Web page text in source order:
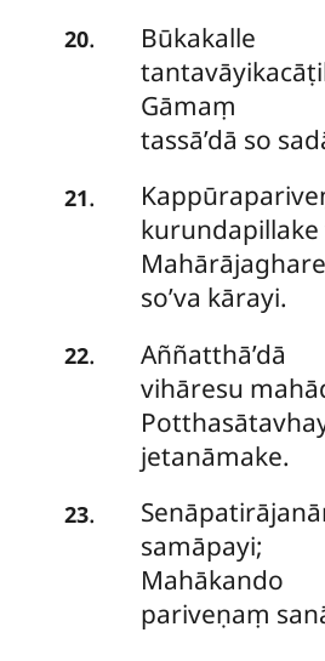
20.
Būkakalle
Gāmaṃ
tassā’dā so
21.
so’va kārayi.
22.
vihāresu
jetanāmake.
23.
samāpayi;
pariveṇaṃ